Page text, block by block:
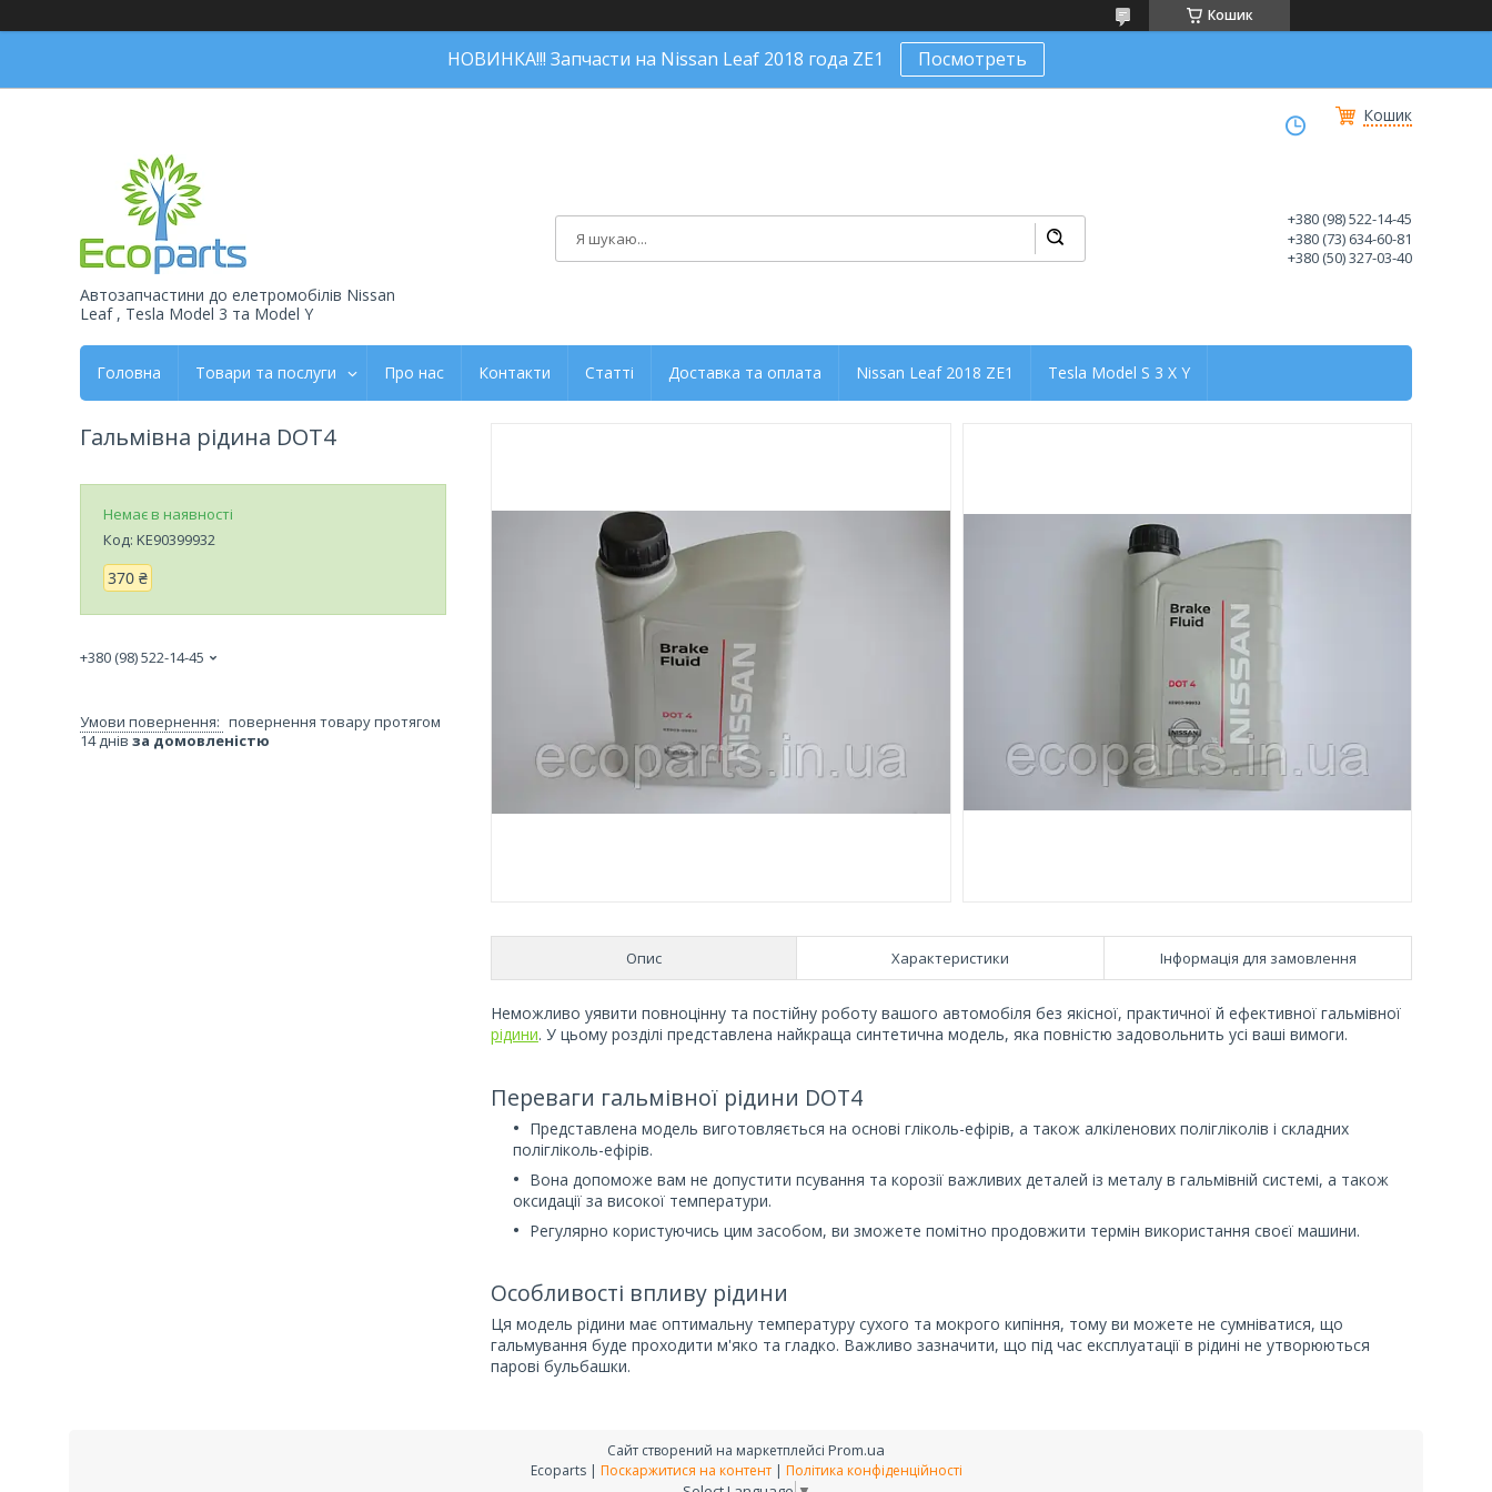
Кошик
НОВИНКА!!! Запчасти на Nissan Leaf 2018 года ZE1 Посмотреть
Кошик
Автозапчастини до елетромобiлiв Nissan
Leaf , Tesla Model 3 та Model Y
+380 (98) 522-14-45
+380 (73) 634-60-81
+380 (50) 327-03-40
Головна Товари та послуги Про нас Контакти Статті Доставка та оплата Nissan Leaf 2018 ZE1 Tesla Model S 3 X Y
Опис Характеристики Інформація для замовлення
Неможливо уявити повноцінну та постійну роботу вашого автомобіля без якісної, практичної й ефективної гальмівної
рідини. У цьому розділі представлена найкраща синтетична модель, яка повністю задовольнить усі ваші вимоги.
Переваги гальмівної рідини DOT4
Представлена модель виготовляється на основі гліколь-ефірів, а також алкіленових полігліколів і складних
полігліколь-ефірів.
Вона допоможе вам не допустити псування та корозії важливих деталей із металу в гальмівній системі, а також
оксидації за високої температури.
Регулярно користуючись цим засобом, ви зможете помітно продовжити термін використання своєї машини.
Особливості впливу рідини
Ця модель рідини має оптимальну температуру сухого та мокрого кипіння, тому ви можете не сумніватися, що
гальмування буде проходити м'яко та гладко. Важливо зазначити, що під час експлуатації в рідині не утворюються
парові бульбашки.
Гальмівна рідина DOT4
Немає в наявності
Код: KE90399932
370 ₴
+380 (98) 522-14-45
повернення товару протягом
14 днів за домовленістю
Сайт створений на маркетплейсі Prom.ua
Ecoparts | Поскаржитися на контент | Політика конфіденційності